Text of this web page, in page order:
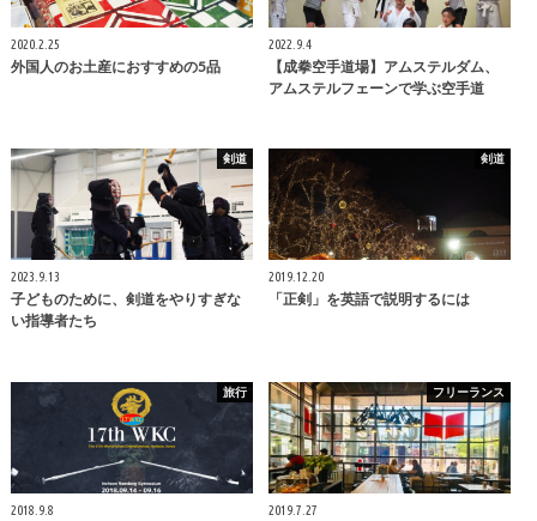
2020.2.25
外国人のお土産におすすめの5品
2022.9.4
【成拳空手道場】アムステルダム、
アムステルフェーンで学ぶ空手道
剣道
2023.9.13
子どものために、剣道をやりすぎな
い指導者たち
剣道
2019.12.20
「正剣」を英語で説明するには
旅行
2018.9.8
フリーランス
2019.7.27